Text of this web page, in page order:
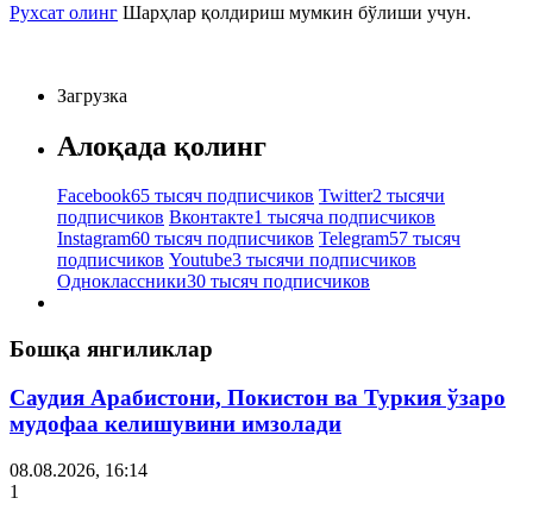
Рухсат олинг Шарҳлар қолдириш мумкин бўлиши учун.
Загрузка
Алоқада қолинг
Facebook65 тысяч подписчиков Twitter2 тысячи
подписчиков Вконтакте1 тысяча подписчиков
Instagram60 тысяч подписчиков Telegram57 тысяч
подписчиков Youtube3 тысячи подписчиков
Одноклассники30 тысяч подписчиков
Бошқа янгиликлар
Саудия Арабистони, Покистон ва Туркия ўзаро
мудофаа келишувини имзолади
08.08.2026, 16:14
1